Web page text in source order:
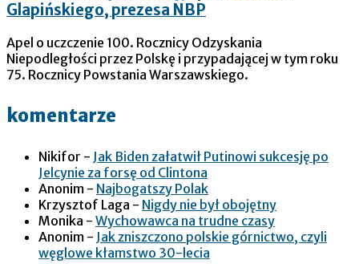
Glapińskiego, prezesa NBP
Apel o uczczenie 100. Rocznicy Odzyskania
Niepodległości przez Polskę i przypadającej w tym roku
75. Rocznicy Powstania Warszawskiego.
komentarze
Nikifor - Jak Biden załatwił Putinowi sukcesję po
Jelcynie za forsę od Clintona
Anonim - Najbogatszy Polak
Krzysztof Laga - Nigdy nie był obojętny
Monika - Wychowawca na trudne czasy
Anonim - Jak zniszczono polskie górnictwo, czyli
węglowe kłamstwo 30-lecia